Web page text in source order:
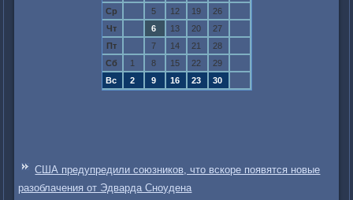
Ср
5 12 19
26
Чт
6 13 20
27
Пт
7 14 21
28
Сб
1 8 15 22
29
Вс
2 9 16 23 30
США предупредили союзников, что вскоре появятся новые
разоблачения от Эдварда Сноудена